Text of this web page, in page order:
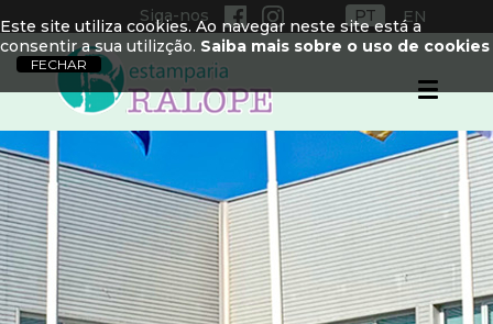
Siga-nos PT EN
Este site utiliza cookies. Ao navegar neste site está a
consentir a sua utilizção. Saiba mais sobre o uso de cookies